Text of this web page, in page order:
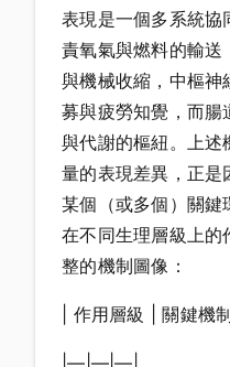
表現是一個多系統協
責氧氣與燃料的輸送
與機械收縮，中樞神
募與疲勞知覺，而腸
與代謝的樞紐。上述
量的表現差異，正是
某個（或多個）關鍵
在不同生理層級上的
整的機制圖像：
| 作用層級 | 關鍵機
|—|—|—|